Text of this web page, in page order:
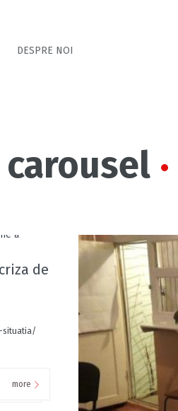
DESPRE NOI
de
situatia/
more